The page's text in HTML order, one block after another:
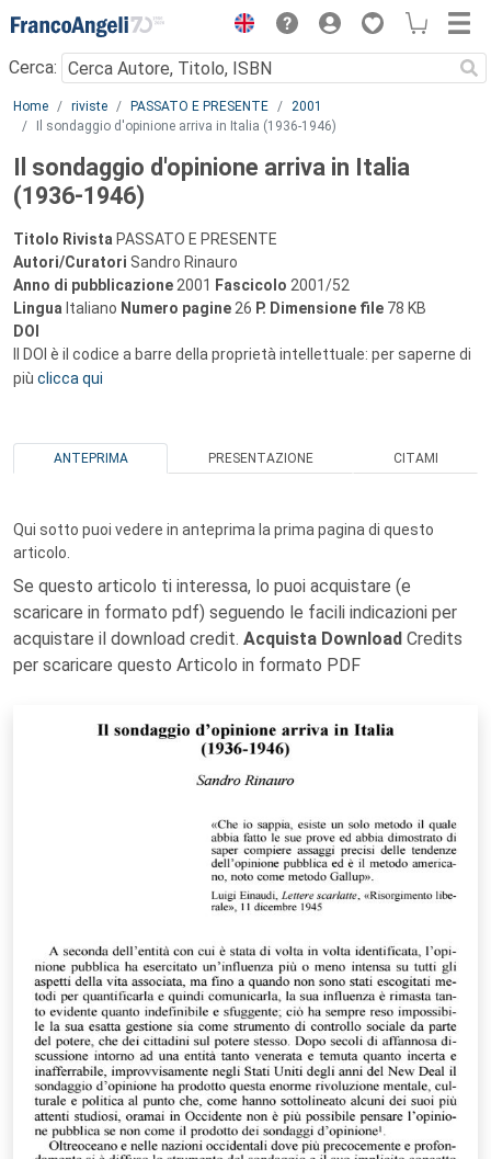
Menu
Cerca:
Main content
Home riviste PASSATO E PRESENTE
2001
Il sondaggio d'opinione arriva in Italia (1936-1946)
Il sondaggio d'opinione arriva in Italia
(1936-1946)
Titolo Rivista PASSATO E PRESENTE
Autori/Curatori Sandro Rinauro
Anno di pubblicazione 2001 Fascicolo 2001/52
Lingua Italiano Numero pagine 26 P. Dimensione file 78 KB
DOI
Il DOI è il codice a barre della proprietà intellettuale: per saperne di
più clicca qui
ANTEPRIMA PRESENTAZIONE CITAMI
Qui sotto puoi vedere in anteprima la prima pagina di questo
articolo.
Se questo articolo ti interessa, lo puoi acquistare (e
scaricare in formato pdf) seguendo le facili indicazioni per
acquistare il download credit. Acquista Download Credits
per scaricare questo Articolo in formato PDF